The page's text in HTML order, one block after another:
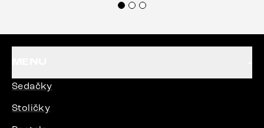
Sedačky
Stoličky